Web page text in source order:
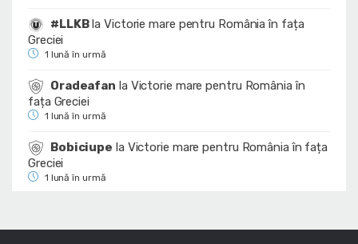
#LLKBlaVictorie mare pentru România în fața
Greciei
1 lună în urmă
Oradeafan la Victorie mare pentru România în
fața Greciei
1 lună în urmă
Bobiciupe la Victorie mare pentru România în fața
Greciei
1 lună în urmă